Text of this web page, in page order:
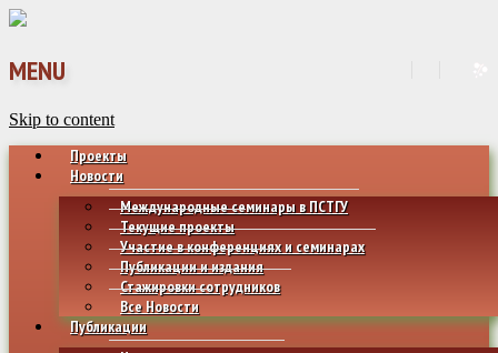
MENU
Skip to content
Проекты
Новости
Международные семинары в ПСТГУ
Текущие проекты
Участие в конференциях и семинарах
Публикации и издания
Стажировки сотрудников
Все Новости
Публикации